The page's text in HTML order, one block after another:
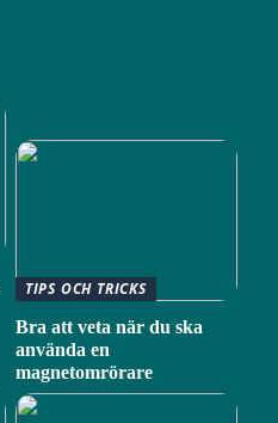
TIPS OCH TRICKS
Bra att veta när du ska
använda en
magnetomrörare